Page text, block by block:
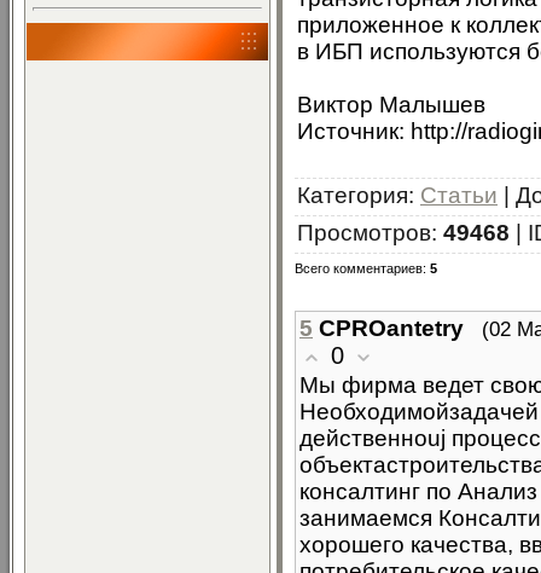
приложенное к
в ИБП используются
Виктор Малышев
Источник: http://
Категория: Статьи |
Просмотров: 49468 |
Всего комментариев: 5
5 CPROantetry (02
0
Мы фирма ведет свою
действенноuj
консалтинг по
занимаемся
хорошего качества,